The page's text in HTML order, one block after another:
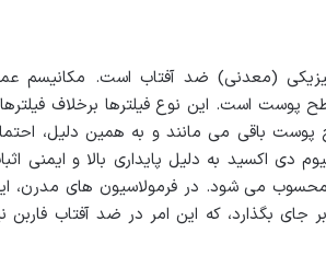
(معدنی) ضد آفتاب است. مکانیسم
پوست است. این نوع فیلترها برخلاف
باقی می مانند و به همین دلیل،
اکسید به دلیل پایداری بالا و ایمنی
می شود. در فرمولاسیون های مدرن،
بگذارد، که این امر در ضد آفتاب فاربن